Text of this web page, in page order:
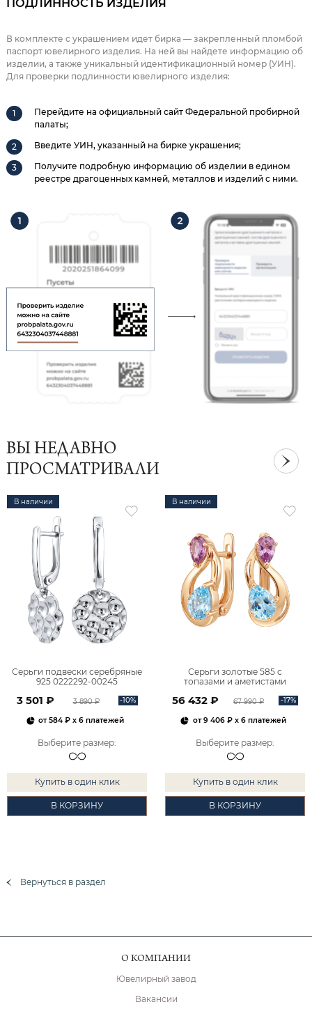
В комплекте с украшением идет бирка — закрепленный пломбой
паспорт ювелирного изделия. На ней вы найдете информацию об
изделии, а также уникальный идентификационный номер (УИН).
Для проверки подлинности ювелирного изделия:
Перейдите на официальный сайт Федеральной пробирной
палаты;
Введите УИН, указанный на бирке украшения;
Получите подробную информацию об изделии в едином
реестре драгоценных камней, металлов и изделий с ними.
ВЫ НЕДАВНО
ПРОСМАТРИВАЛИ
В наличии
Серьги подвески серебряные
925 0222292-00245
3 501 ₽ 3 890 ₽ -10%
от584 ₽ x 6 платежей
Выберите размер:
Купить в один клик
В КОРЗИНУ
В наличии
Серьги золотые 585 с
топазами и аметистами
56 432 ₽ 67 990 ₽ -17%
от9 406 ₽x 6 платежей
Выберите размер:
Купить в один клик
В КОРЗИНУ
Вернуться в раздел
О КОМПАНИИ
Ювелирный завод
Вакансии